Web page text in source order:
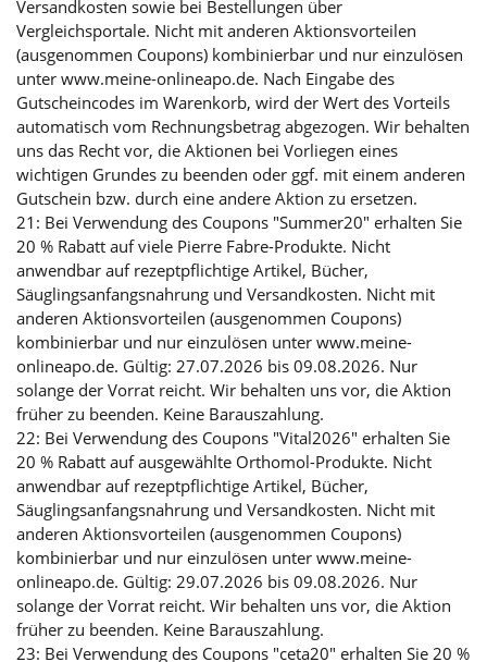
Versandkosten sowie bei Bestellungen über
Vergleichsportale. Nicht mit anderen Aktionsvorteilen
(ausgenommen Coupons) kombinierbar und nur einzulösen
unter www.meine-onlineapo.de. Nach Eingabe des
Gutscheincodes im Warenkorb, wird der Wert des Vorteils
automatisch vom Rechnungsbetrag abgezogen. Wir behalten
uns das Recht vor, die Aktionen bei Vorliegen eines
wichtigen Grundes zu beenden oder ggf. mit einem anderen
Gutschein bzw. durch eine andere Aktion zu ersetzen.
21: Bei Verwendung des Coupons "Summer20" erhalten Sie
20 % Rabatt auf viele Pierre Fabre-Produkte. Nicht
anwendbar auf rezeptpflichtige Artikel, Bücher,
Säuglingsanfangsnahrung und Versandkosten. Nicht mit
anderen Aktionsvorteilen (ausgenommen Coupons)
kombinierbar und nur einzulösen unter www.meine-
onlineapo.de. Gültig: 27.07.2026 bis 09.08.2026. Nur
solange der Vorrat reicht. Wir behalten uns vor, die Aktion
früher zu beenden. Keine Barauszahlung.
22: Bei Verwendung des Coupons "Vital2026" erhalten Sie
20 % Rabatt auf ausgewählte Orthomol-Produkte. Nicht
anwendbar auf rezeptpflichtige Artikel, Bücher,
Säuglingsanfangsnahrung und Versandkosten. Nicht mit
anderen Aktionsvorteilen (ausgenommen Coupons)
kombinierbar und nur einzulösen unter www.meine-
onlineapo.de. Gültig: 29.07.2026 bis 09.08.2026. Nur
solange der Vorrat reicht. Wir behalten uns vor, die Aktion
früher zu beenden. Keine Barauszahlung.
23: Bei Verwendung des Coupons "ceta20" erhalten Sie 20 %